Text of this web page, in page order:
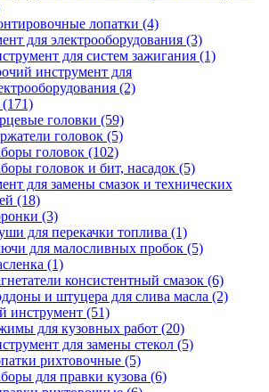
лопатки (4)
для электрооборудования (3)
для систем зажигания (1)
инструмент для
(2)
головки (59)
головок (5)
головок (102)
головок и бит, насадок (5)
для замены смазок и технических
(18)
(3)
для перекачки топлива (1)
для малосливных пробок (5)
(1)
консистентный смазок (6)
и штуцера для слива масла (2)
инструмент (51)
для кузовных работ (20)
для замены стекол (5)
рихтовочные (5)
для правки кузова (6)